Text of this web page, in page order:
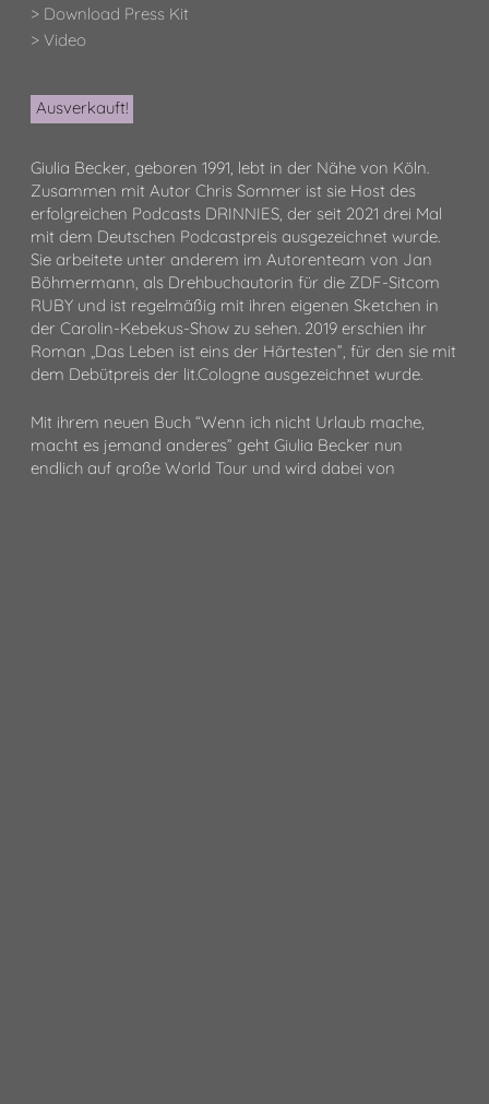
> Download Press Kit
> Video
Ausverkauft!
Giulia Becker, geboren 1991, lebt in der Nähe von Köln.
Zusammen mit Autor Chris Sommer ist sie Host des
erfolgreichen Podcasts DRINNIES, der seit 2021 drei Mal
mit dem Deutschen Podcastpreis ausgezeichnet wurde.
Sie arbeitete unter anderem im Autorenteam von Jan
Böhmermann, als Drehbuchautorin für die ZDF-Sitcom
RUBY und ist regelmäßig mit ihren eigenen Sketchen in
der Carolin-Kebekus-Show zu sehen. 2019 erschien ihr
Roman „Das Leben ist eins der Härtesten”, für den sie mit
dem Debütpreis der lit.Cologne ausgezeichnet wurde.
Mit ihrem neuen Buch “Wenn ich nicht Urlaub mache,
macht es jemand anderes” geht Giulia Becker nun
endlich auf große World Tour und wird dabei von